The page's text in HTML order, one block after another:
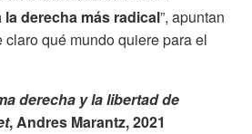
derecha más radical”, apuntan
qué mundo quiere para el
derecha y la libertad de
, Andres Marantz, 2021